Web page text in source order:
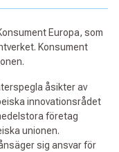
Europa, som
Konsument
åsikter av
innovationsrådet
företag
unionen.
sig ansvar för